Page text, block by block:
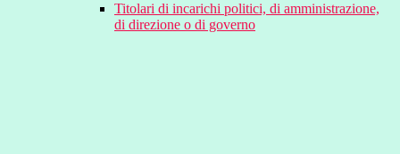
Titolari di incarichi politici, di amministrazione,
di direzione o di governo